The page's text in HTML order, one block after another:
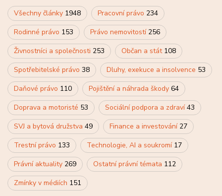
Všechny články 1948 Pracovní právo 234
Rodinné právo 153 Právo nemovitostí 256
Živnostníci a společnosti 253 Občan a stát 108
Spotřebitelské právo 38 Dluhy, exekuce a insolvence 53
Daňové právo 110 Pojištění a náhrada škody 64
Doprava a motoristé 53 Sociální podpora a zdraví43
SVJ a bytová družstva 49 Finance a investování 27
Trestní právo 133 Technologie, AI a soukromí 17
Právní aktuality 269 Ostatní právní témata 112
Zmínky v médiích 151